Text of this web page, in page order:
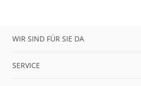
WIR SIND FÜR SIE DA
SERVICE